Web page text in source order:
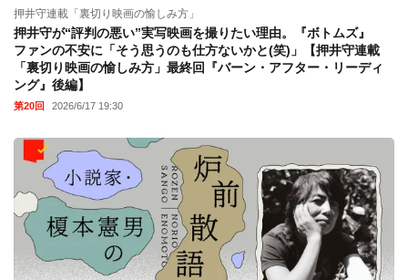
押井守連載「裏切り映画の愉しみ方」
押井守が“評判の悪い”実写映画を撮りたい理由。『ボトムズ』
ファンの不安に「そう思うのも仕方ないかと(笑)」【押井守連載
「裏切り映画の愉しみ方」最終回『バーン・アフター・リーディ
ング』後編】
第20回 2026/6/17 19:30